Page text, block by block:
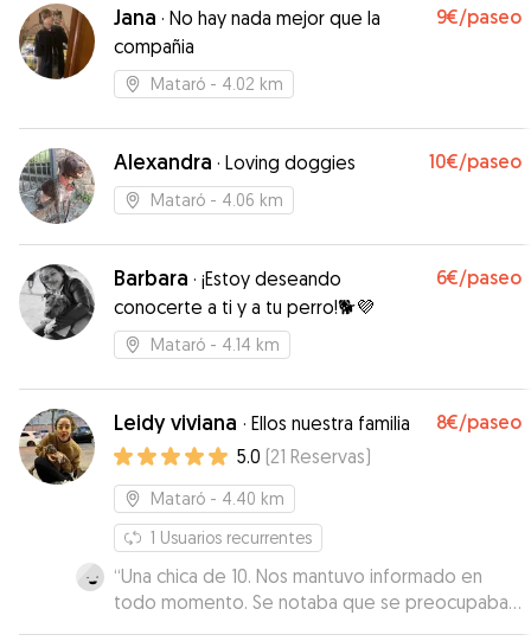
Jana · No hay nada mejor que la
compañia
9€/paseo
Mataró - 4.02 km
Alexandra · Loving doggies 10€/paseo
Mataró - 4.06 km
Barbara · ¡Estoy deseando
conocerte a ti y a tu perro!🐕💜
6€/paseo
Mataró - 4.14 km
Leidy viviana · Ellos nuestra familia 8€/paseo
5.0 (21 Reservas)
Mataró - 4.40 km
1 Usuarios recurrentes
“Una chica de 10. Nos mantuvo informado en
todo momento. Se notaba que se preocupaba
de mis perros con mucho cariño. Ningún